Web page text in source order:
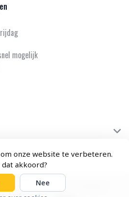
onze website te verbeteren.
dat akkoord?
Nee
mogelijk
- Theme by